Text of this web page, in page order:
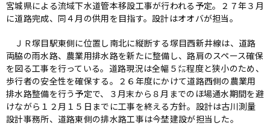
宮城県による流域下水道管本移設工事が行われる予定。２７年３月
に道路完成、同４月の供用を目指す。設計はオオバが担当。
ＪＲ塚目駅東側に位置し南北に縦断する塚目西新井線は、道路
両脇の雨水路、農業用排水路を新たに整備し、路肩のスペース確保
を図る工事を行っている。道路現況は全幅５㍍程度と狭小のため、
歩行者の安全性を確保する。２６年度にかけて道路西側の農業用
排水路整備を行う予定で、３月末から８月までのほ場通水期間を避
けながら１２月１５日までに工事を終える方針。設計は古川測量
設計事務所、道路東側の排水路工事は今埜建設が担当した。